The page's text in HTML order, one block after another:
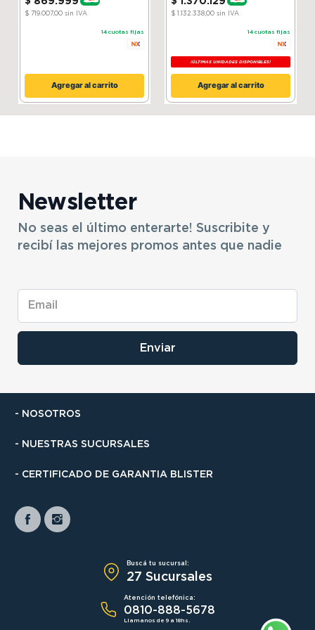
- 20 %
$ 719.007,00sin IVA
14 cuotas fijas
Agregar al carrito
15 %
$ 1.132.338,00sin IVA
14 cuotas fijas
¡ÚLTIMAS UNIDADES DISPONIBLES!
Agregar al carrito
Newsletter
No seas el último enterarte! Suscribite y
recibí las mejores promos antes que nadie
Enviar
- NOSOTROS
- NUESTRAS SUCURSALES
- CERTIFICADO DE GARANTIA BLISTER
Buscá tu sucursal:
27 Sucursales
Atención telefónica:
0810-888-5678
Llamanos de 9 a 18hs.